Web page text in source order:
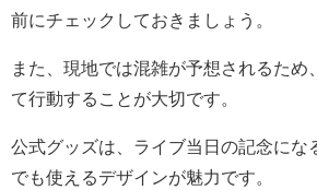
前にチェックしておきましょう。
また、現地では混雑が予想されるため
て行動することが大切です。
公式グッズは、ライブ当日の記念にな
でも使えるデザインが魅力です。